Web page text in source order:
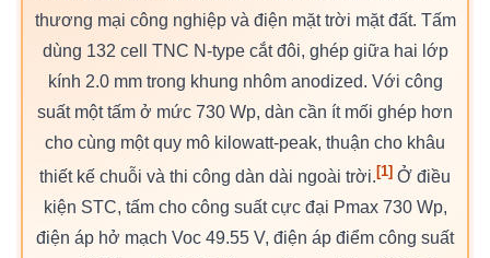
thương mại công nghiệp và điện mặt trời mặt đất. Tấm
dùng 132 cell TNC N-type cắt đôi, ghép giữa hai lớp
kính 2.0 mm trong khung nhôm anodized. Với công
suất một tấm ở mức 730 Wp, dàn cần ít mối ghép hơn
cho cùng một quy mô kilowatt-peak, thuận cho khâu
thiết kế chuỗi và thi công dàn dài ngoài trời. [1] Ở điều
kiện STC, tấm cho công suất cực đại Pmax 730 Wp,
điện áp hở mạch Voc 49.55 V, điện áp điểm công suất